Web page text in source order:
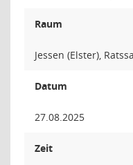
Raum
Jessen (Elster),
Datum
27.08.2025
Zeit